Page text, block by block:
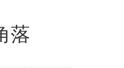
落